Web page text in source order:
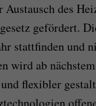
des
gefördert.
stattfinden und
wird ab
flexibler